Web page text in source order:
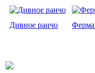
Дивное ранчо